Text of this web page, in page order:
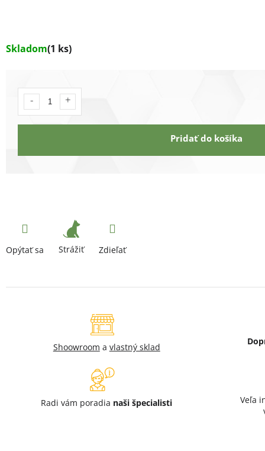
Skladom(1 ks)
Pridať do košíka
Opýtať sa Strážiť Zdieľať
Shoowroom a vlastný sklad
Radi vám poradia naši špecialisti
Veľa